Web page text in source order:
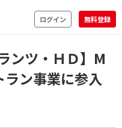
ログイン 無料登録
ンツ・ＨＤ】M
ラン事業に参入